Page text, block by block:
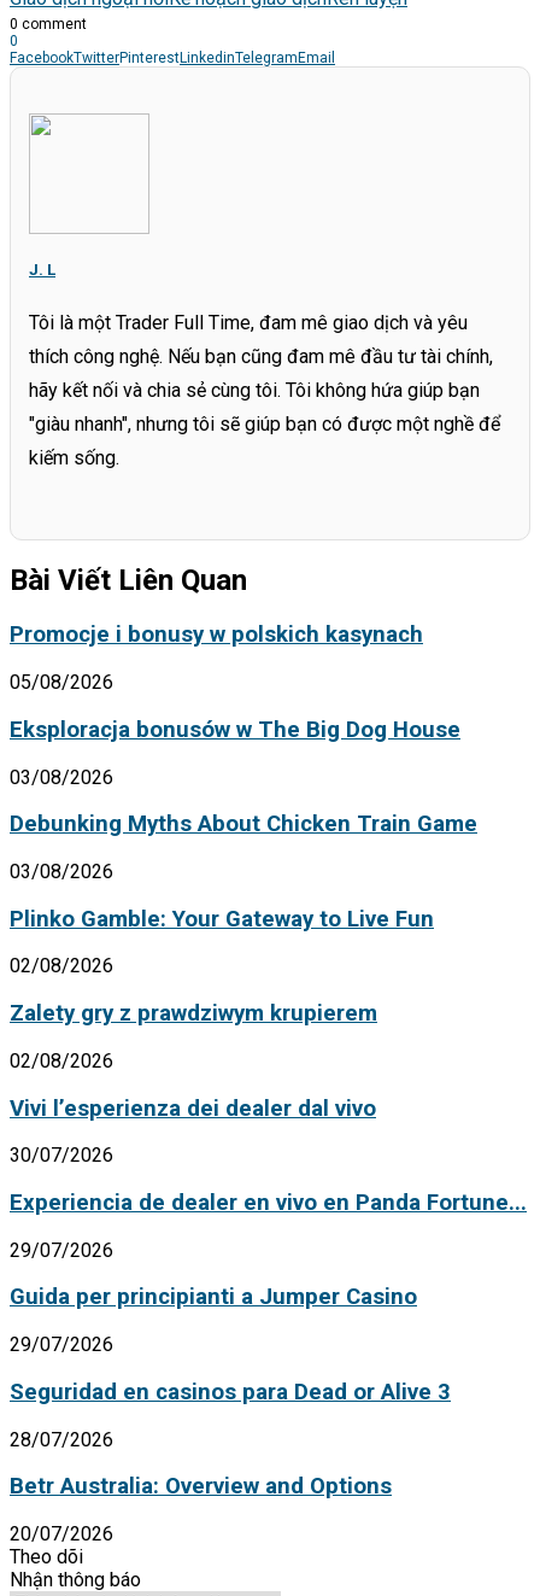
0 comment
0
FacebookTwitterPinterestLinkedinTelegram Email
J. L
Tôi là một Trader Full Time, đam mê giao dịch và yêu
thích công nghệ. Nếu bạn cũng đam mê đầu tư tài chính,
hãy kết nối và chia sẻ cùng tôi. Tôi không hứa giúp bạn
"giàu nhanh", nhưng tôi sẽ giúp bạn có được một nghề để
kiếm sống.
Bài Viết Liên Quan
Promocje i bonusy w polskich kasynach
05/08/2026
Eksploracja bonusów w The Big Dog House
03/08/2026
Debunking Myths About Chicken Train Game
03/08/2026
Plinko Gamble: Your Gateway to Live Fun
02/08/2026
Zalety gry z prawdziwym krupierem
02/08/2026
Vivi l’esperienza dei dealer dal vivo
30/07/2026
Experiencia de dealer en vivo en Panda Fortune...
29/07/2026
Guida per principianti a Jumper Casino
29/07/2026
Seguridad en casinos para Dead or Alive 3
28/07/2026
Betr Australia: Overview and Options
20/07/2026
Theo dõi
Nhận thông báo